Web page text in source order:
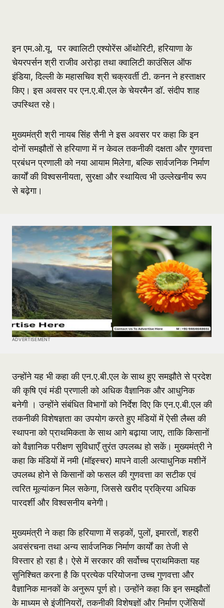
इन एम.ओ.यू. पर क्वालिटी एश्योरेंस ऑथोरिटी, हरियाणा के
चेयरपर्सन श्री राजीव अरोड़ा तथा क्वालिटी काउंसिल ऑफ
इंडिया, दिल्ली के महासचिव श्री चक्रवर्ती टी. कनन ने हस्ताक्षर
किए। इस अवसर पर एन.ए.बी.एल के चेयरमैन डॉ. संदीप शाह
उपस्थित रहे।
मुख्यमंत्री श्री नायब सिंह सैनी ने इस अवसर पर कहा कि इन
दोनों समझौतों से हरियाणा में न केवल तकनीकी दक्षता और गुणवत्ता
प्रबंधन प्रणाली को नया आयाम मिलेगा, बल्कि सार्वजनिक निर्माण
कार्यों की विश्वसनीयता, सुरक्षा और स्थायित्व भी उल्लेखनीय रूप
से बढ़ेगा।
ADVERTISEMENT
उन्होंने यह भी कहा की एन.ए.बी.एल के साथ हुए समझौते से प्रदेश
की कृषि एवं मंडी प्रणाली को अधिक वैज्ञानिक और आधुनिक
बनेगी । उन्होंने संबंधित विभागों को निर्देश दिए कि एन.ए.बी.एल की
तकनीकी विशेषज्ञता का उपयोग करते हुए मंडियों में ऐसी लैब्स की
स्थापना को प्राथमिकता के साथ आगे बढ़ाया जाए, ताकि किसानों
को वैज्ञानिक परीक्षण सुविधाएँ तुरंत उपलब्ध हो सकें। मुख्यमंत्री ने
कहा कि मंडियों में नमी (मॉइस्चर) मापने वाली अत्याधुनिक मशीनें
उपलब्ध होने से किसानों को फसल की गुणवत्ता का सटीक एवं
त्वरित मूल्यांकन मिल सकेगा, जिससे खरीद प्रक्रिया अधिक
पारदर्शी और विश्वसनीय बनेगी।
मुख्यमंत्री ने कहा कि हरियाणा में सड़कों, पुलों, इमारतों, शहरी
अवसंरचना तथा अन्य सार्वजनिक निर्माण कार्यों का तेजी से
विस्तार हो रहा है। ऐसे में सरकार की सर्वोच्च प्राथमिकता यह
सुनिश्चित करना है कि प्रत्येक परियोजना उच्च गुणवत्ता और
वैज्ञानिक मानकों के अनुरूप पूर्ण हो। उन्होंने कहा कि इन समझौतों
के माध्यम से इंजीनियरों, तकनीकी विशेषज्ञों और निर्माण एजेंसियों